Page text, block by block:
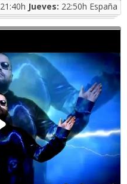
21:40h Jueves: 22:50h España